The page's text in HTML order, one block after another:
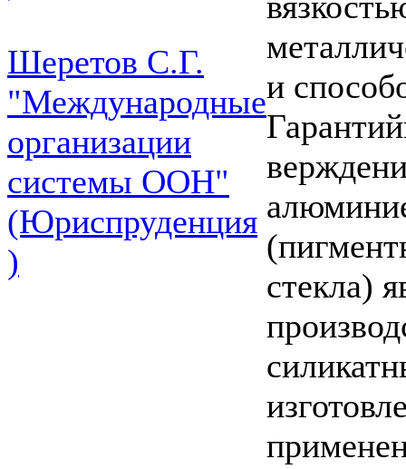
Шеретов С.Г.
"Международные
организации
системы ООН"
(Юриспруденция
)
и
стекла)